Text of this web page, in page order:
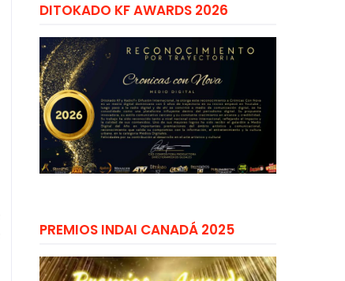
DITOKADO KF AWARDS 2026
PREMIOS INDAI CANADÁ 2025